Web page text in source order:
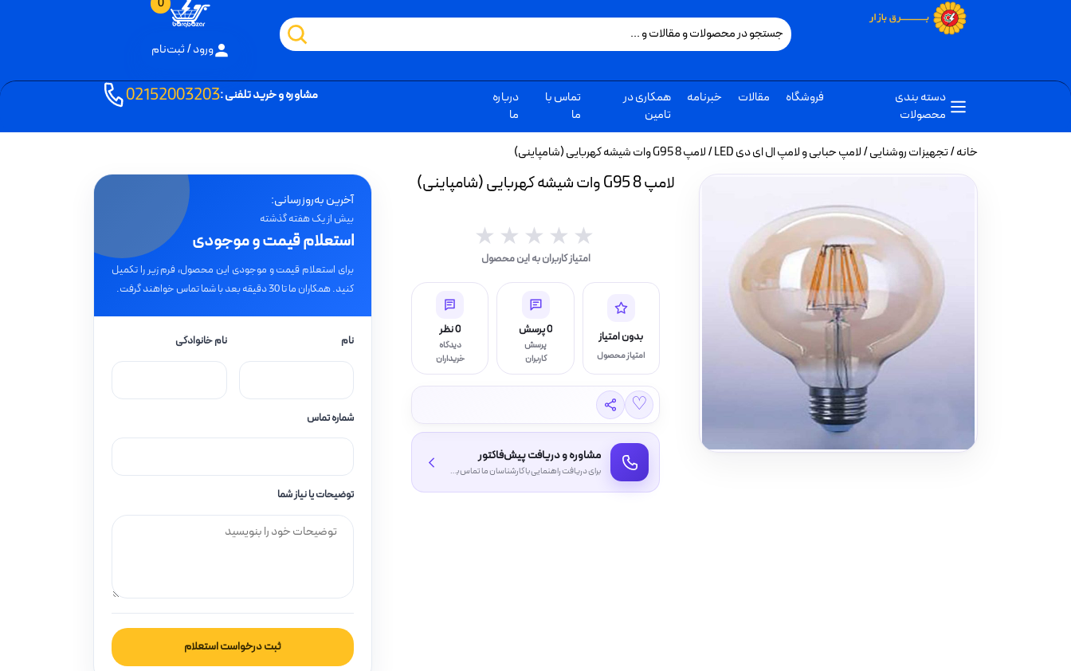
0
ورود / ثبت‌نام
دسته بندی
محصولات
فروشگاه مقالات خبرنامه
همکاری در
تامین
تماس با
ما
درباره
ما
مشاوره و خرید تلفنی :02152003203
خانه/تجهیزات روشنایی/لامپ حبابی و لامپ ال ای دی LED / لامپ G95 8 وات شیشه کهربایی (شامپاینی)
لامپ G95 8 وات شیشه کهربایی (شامپاینی)
★★★★★
★★★★★
امتیاز کاربران به این محصول
بدون امتیاز
امتیاز محصول
0 پرسش
پرسش
کاربران
0 نظر
دیدگاه
خریداران
♡
مشاوره و دریافت پیش‌فاکتور
برای دریافت راهنمایی با کارشناسان ما تماس بگیرید
آخرین به‌روزرسانی:
بیش از یک هفته گذشته
استعلام قیمت و موجودی
برای استعلام قیمت و موجودی این محصول، فرم زیر را تکمیل
کنید. همکاران ما تا 30 دقیقه بعد با شما تماس خواهند گرفت.
نام نام خانوادگی
شماره تماس
توضیحات یا نیاز شما
ثبت درخواست استعلام